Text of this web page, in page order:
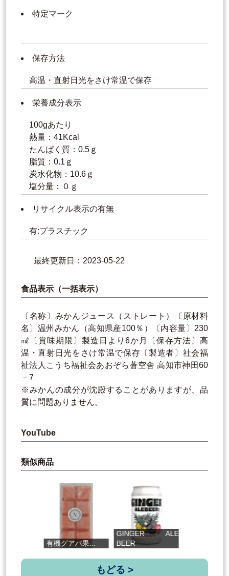
特定マーク
保存方法
高温・直射日光をさけ常温で保存
栄養成分表示
100gあたり
熱量：41Kcal
たんぱく質：0.5ｇ
脂質：0.1ｇ
炭水化物：10.6ｇ
塩分量：０ｇ
リサイクル表示の有無
有:プラスチック
最終更新日：2023-05-22
食品表示（一括表示）
〔名称〕みかんジュース（ストレート）〔原材料
名〕温州みかん（高知県産100％）〔内容量〕230
㎖〔賞味期限〕製造日より6か月〔保存方法〕高
温・直射日光をさけ常温で保存〔製造者〕社会福
祉法人こうち福祉会あおぞら蒼空舎 高知市神田60
－7
※みかんの成分が沈殿することがありますが、品
質に問題ありません。
YouTube
類似商品
有機グアバ果...
GINGER ALE
BEER
平袋ほうじ茶
もどる >